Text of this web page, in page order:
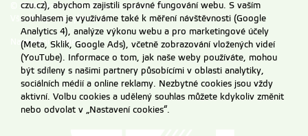
© 2026 Česká zemědělská univerzita v Praze
Všechna práva vyhrazena
Nastavení cookies
czu.cz), abychom zajistili správné fungování webu. S vaším
souhlasem je využíváme také k měření návštěvnosti (Google
Analytics 4), analýze výkonu webu a pro marketingové účely
(Meta, Sklik, Google Ads), včetně zobrazování vložených videí
(YouTube). Informace o tom, jak naše weby používáte, mohou
být sdíleny s našimi partnery působícími v oblasti analytiky,
sociálních médií a online reklamy. Nezbytné cookies jsou vždy
aktivní. Volbu cookies a udělený souhlas můžete kdykoliv změnit
nebo odvolat v „Nastavení cookies“.